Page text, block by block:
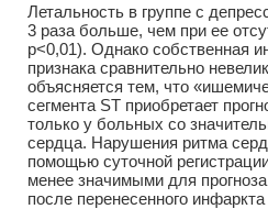
Летальность в группе с
3 раза больше, чем при ее
р<0,01). Однако собственная
признака сравнительно
объясняется тем, что
сегмента ST приобретает
только у больных со
сердца. Нарушения ритма
помощью суточной
менее значимыми для
после перенесенного